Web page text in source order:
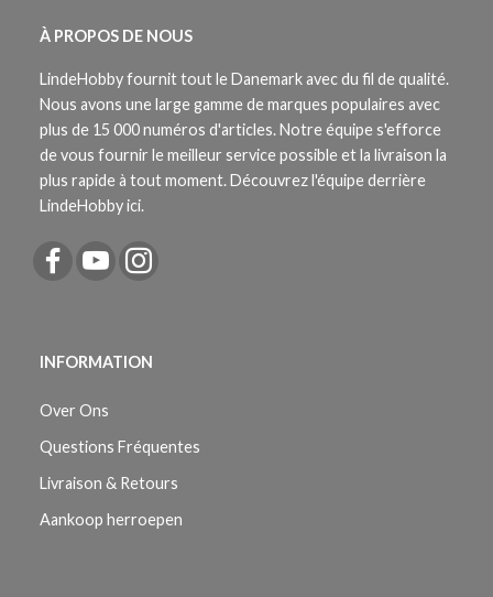
À PROPOS DE NOUS
LindeHobby fournit tout le Danemark avec du fil de qualité.
Nous avons une large gamme de marques populaires avec
plus de 15 000 numéros d'articles. Notre équipe s'efforce
de vous fournir le meilleur service possible et la livraison la
plus rapide à tout moment. Découvrez l'équipe derrière
LindeHobby ici.
INFORMATION
Over Ons
Questions Fréquentes
Livraison & Retours
Aankoop herroepen